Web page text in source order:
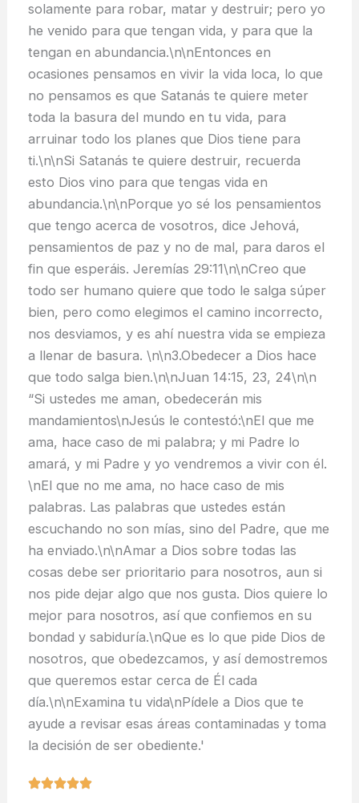
solamente para robar, matar y destruir; pero yo
he venido para que tengan vida, y para que la
tengan en abundancia.\n\nEntonces en
ocasiones pensamos en vivir la vida loca, lo que
no pensamos es que Satanás te quiere meter
toda la basura del mundo en tu vida, para
arruinar todo los planes que Dios tiene para
ti.\n\nSi Satanás te quiere destruir, recuerda
esto Dios vino para que tengas vida en
abundancia.\n\nPorque yo sé los pensamientos
que tengo acerca de vosotros, dice Jehová,
pensamientos de paz y no de mal, para daros el
fin que esperáis. Jeremías 29:11\n\nCreo que
todo ser humano quiere que todo le salga súper
bien, pero como elegimos el camino incorrecto,
nos desviamos, y es ahí nuestra vida se empieza
a llenar de basura. \n\n3.Obedecer a Dios hace
que todo salga bien.\n\nJuan 14:15, 23, 24\n\n
“Si ustedes me aman, obedecerán mis
mandamientos\nJesús le contestó:\nEl que me
ama, hace caso de mi palabra; y mi Padre lo
amará, y mi Padre y yo vendremos a vivir con él.
\nEl que no me ama, no hace caso de mis
palabras. Las palabras que ustedes están
escuchando no son mías, sino del Padre, que me
ha enviado.\n\nAmar a Dios sobre todas las
cosas debe ser prioritario para nosotros, aun si
nos pide dejar algo que nos gusta. Dios quiere lo
mejor para nosotros, así que confiemos en su
bondad y sabiduría.\nQue es lo que pide Dios de
nosotros, que obedezcamos, y así demostremos
que queremos estar cerca de Él cada
día.\n\nExamina tu vida\nPídele a Dios que te
ayude a revisar esas áreas contaminadas y toma
la decisión de ser obediente.'